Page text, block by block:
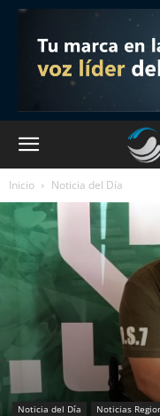
Inicio Noticia del Día
Noticia del Día Noticias